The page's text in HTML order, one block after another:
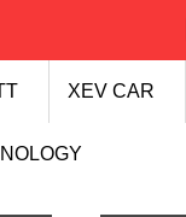
XEV CAR